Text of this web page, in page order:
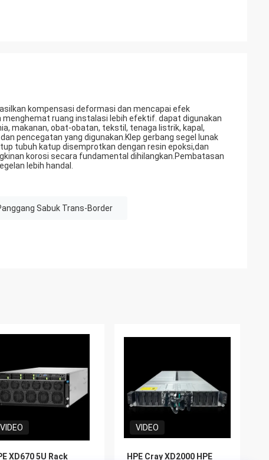
kompensasi deformasi dan mencapai efek
menghemat ruang instalasi lebih efektif. dapat digunakan
makanan, obat-obatan, tekstil, tenaga listrik, kapal,
pencegatan yang digunakan.Klep gerbang segel lunak
tubuh katup disemprotkan dengan resin epoksi,dan
korosi secara fundamental dihilangkan.Pembatasan
lebih handal.
Sabuk Trans-Border
VIDEO
XD670 5U Rack
VIDEO
HPE Cray XD2000 HPE